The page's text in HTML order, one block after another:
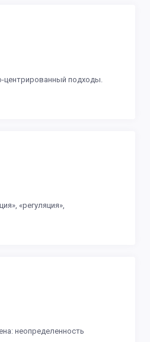
центрированный подходы.
«регуляция»,
неопределенность